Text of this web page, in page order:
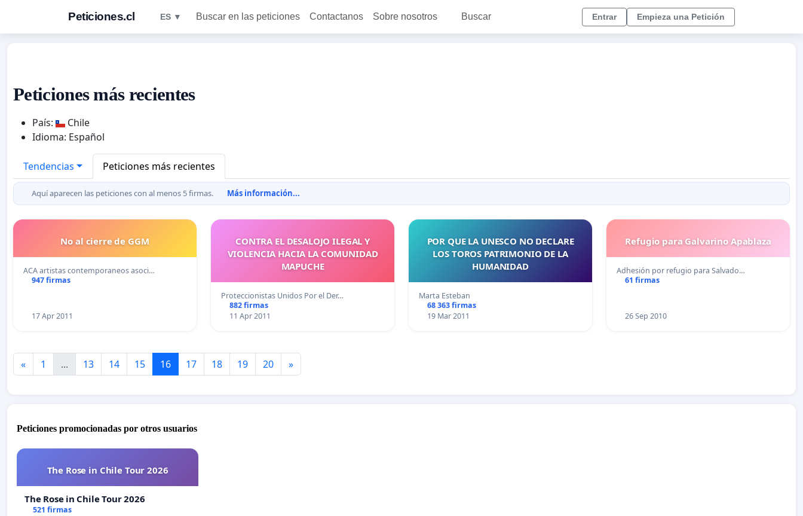
Peticiones.cl ES ▼ Buscar en las peticiones Contactanos Sobre nosotros Buscar Entrar Empieza una Petición
Peticiones más recientes
País:
Chile
Idioma: Español
Tendencias Peticiones más recientes
Aquí aparecen las peticiones con al menos 5 firmas. Más información...
No al cierre de GGM
ACA artistas contemporaneos asoci…
947 firmas
17 Apr 2011
CONTRA EL DESALOJO ILEGAL Y
VIOLENCIA HACIA LA COMUNIDAD
MAPUCHE
Proteccionistas Unidos Por el Der…
882 firmas
11 Apr 2011
POR QUE LA UNESCO NO DECLARE
LOS TOROS PATRIMONIO DE LA
HUMANIDAD
Marta Esteban
68 363 firmas
19 Mar 2011
Refugio para Galvarino Apablaza
Adhesión por refugio para Salvado…
61 firmas
26 Sep 2010
« 1 ... 13 14 15 16 17 18 19 20 »
Peticiones promocionadas por otros usuarios
The Rose in Chile Tour 2026
The Rose in Chile Tour 2026
521 firmas